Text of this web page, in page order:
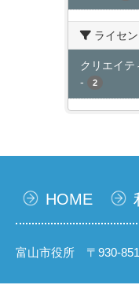
ライセ
クリエイテ
-
2
HOME
富山市役所 〒930-